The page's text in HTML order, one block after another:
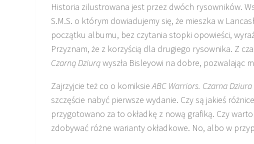
Historia zilustrowana jest przez dwóch rysowników.
S.M.S. o którym dowiadujemy się, że mieszka w
początku albumu, bez czytania stopki opowieści,
Przyznam, że z korzyścią dla drugiego rysownika. Z
Czarną Dziurąwyszła Bisleyowi na dobre, pozwalając
Zajrzyjcie też co o komiksieABC Warriors. Czarna Dziura
szczęście nabyć pierwsze wydanie. Czy są jakieś
przygotowano za to okładkę z nową grafiką. Czy
zdobywać różne warianty okładkowe. No, albo w